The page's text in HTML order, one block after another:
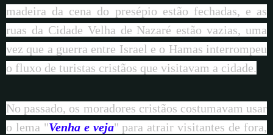
madeira da cena do presépio estão fechadas, e as
ruas da Cidade Velha de Nazaré estão vazias, uma
vez que a guerra entre Israel e o Hamas interrompeu
o fluxo de turistas cristãos que visitavam a cidade.
No passado, os moradores cristãos costumavam usar
o lema "Venha e veja" para atrair visitantes de fora,